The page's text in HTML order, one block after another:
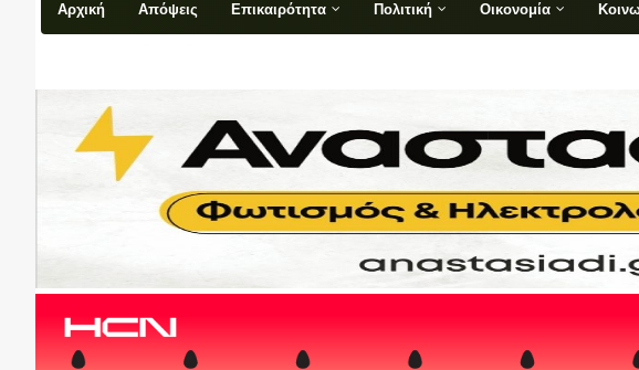
Αρχική Απόψεις Επικαιρότητα Πολιτική Οικονομία